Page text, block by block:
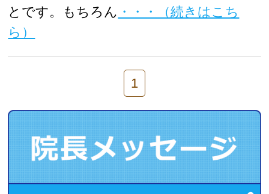
とです。もちろん ・・・（続きはこち
ら）
1